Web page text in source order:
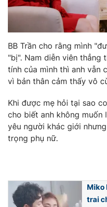
Thị trường 24h
VTV4
VTV9
THỜI BÁO VTV
Theo dõi báo trên
BB Trần cho rằng mình
"bị". Nam diễn viên thẳng
tính của mình thì anh vẫn
vì bản thân cảm thấy vô
Khi được mẹ hỏi tại sao
cho biết anh không muốn
yêu người khác giới
trọng phụ nữ.
Miko
trai